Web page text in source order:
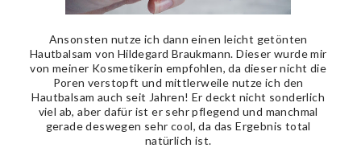
Ansonsten nutze ich dann einen leicht getönten
Hautbalsam von Hildegard Braukmann. Dieser wurde mir
von meiner Kosmetikerin empfohlen, da dieser nicht die
Poren verstopft und mittlerweile nutze ich den
Hautbalsam auch seit Jahren! Er deckt nicht sonderlich
viel ab, aber dafür ist er sehr pflegend und manchmal
gerade deswegen sehr cool, da das Ergebnis total
natürlich ist.